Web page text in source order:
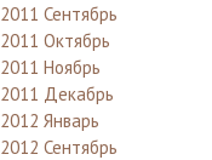
2011 Сентябрь
2011 Октябрь
2011 Ноябрь
2011 Декабрь
2012 Январь
2012 Сентябрь